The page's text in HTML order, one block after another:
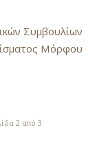
Συμβουλίων
Μόρφου
2 από 3